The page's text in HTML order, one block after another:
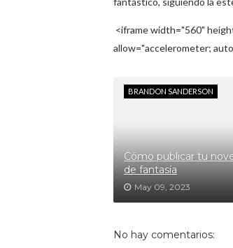
<iframe width="560"
allow="accelerometer;
BRANDON SANDERSON
Cómo publicar tu
de fantasía
May 09, 2023
No hay comentarios: